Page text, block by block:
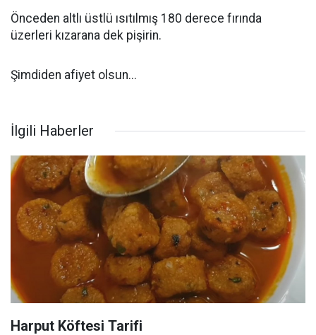
Önceden altlı üstlü ısıtılmış 180 derece fırında
üzerleri kızarana dek pişirin.
Şimdiden afiyet olsun...
İlgili Haberler
Harput Köftesi Tarifi